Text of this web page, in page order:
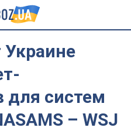
для систем
– WSJ